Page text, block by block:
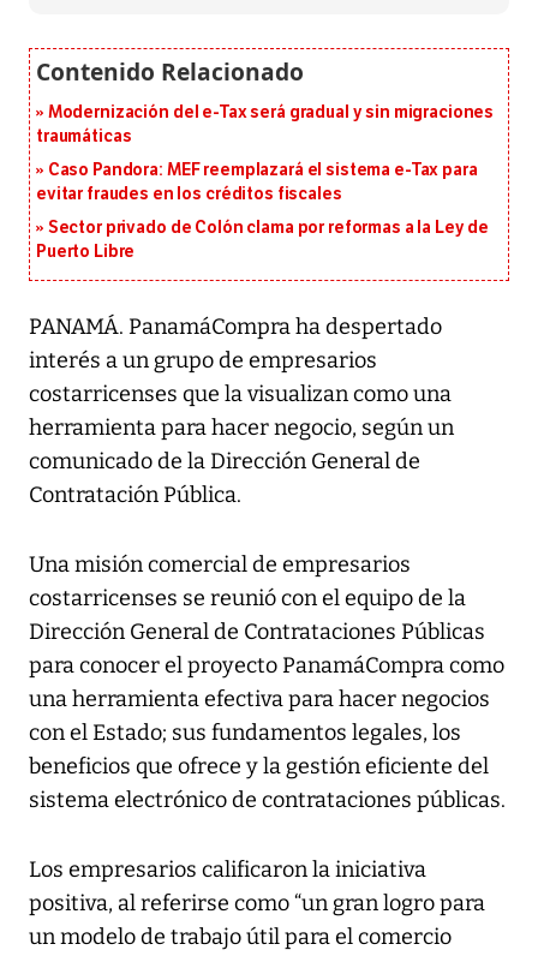
Modernización del e-Tax será gradual y sin migraciones
traumáticas
Caso Pandora: MEF reemplazará el sistema e-Tax para
evitar fraudes en los créditos fiscales
Sector privado de Colón clama por reformas a la Ley de
Puerto Libre
PANAMÁ. PanamáCompra ha despertado
interés a un grupo de empresarios
costarricenses que la visualizan como una
herramienta para hacer negocio, según un
comunicado de la Dirección General de
Contratación Pública.
Una misión comercial de empresarios
costarricenses se reunió con el equipo de la
Dirección General de Contrataciones Públicas
para conocer el proyecto PanamáCompra como
una herramienta efectiva para hacer negocios
con el Estado; sus fundamentos legales, los
beneficios que ofrece y la gestión eficiente del
sistema electrónico de contrataciones públicas.
Los empresarios calificaron la iniciativa
positiva, al referirse como “un gran logro para
un modelo de trabajo útil para el comercio